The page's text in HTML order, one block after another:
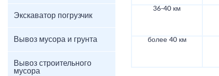
Экскаватор погрузчик
Вывоз мусора и грунта
Вывоз строительного
мусора
36-40 км
более 40 км